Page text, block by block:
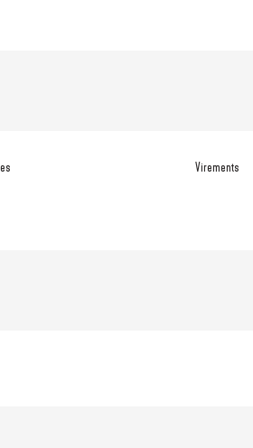
Virements